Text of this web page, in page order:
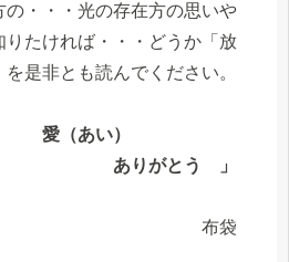
の・・・光の存在方の思いや
たければ・・・どうか「放
是非とも読んでください。
い）
とう 」
袋